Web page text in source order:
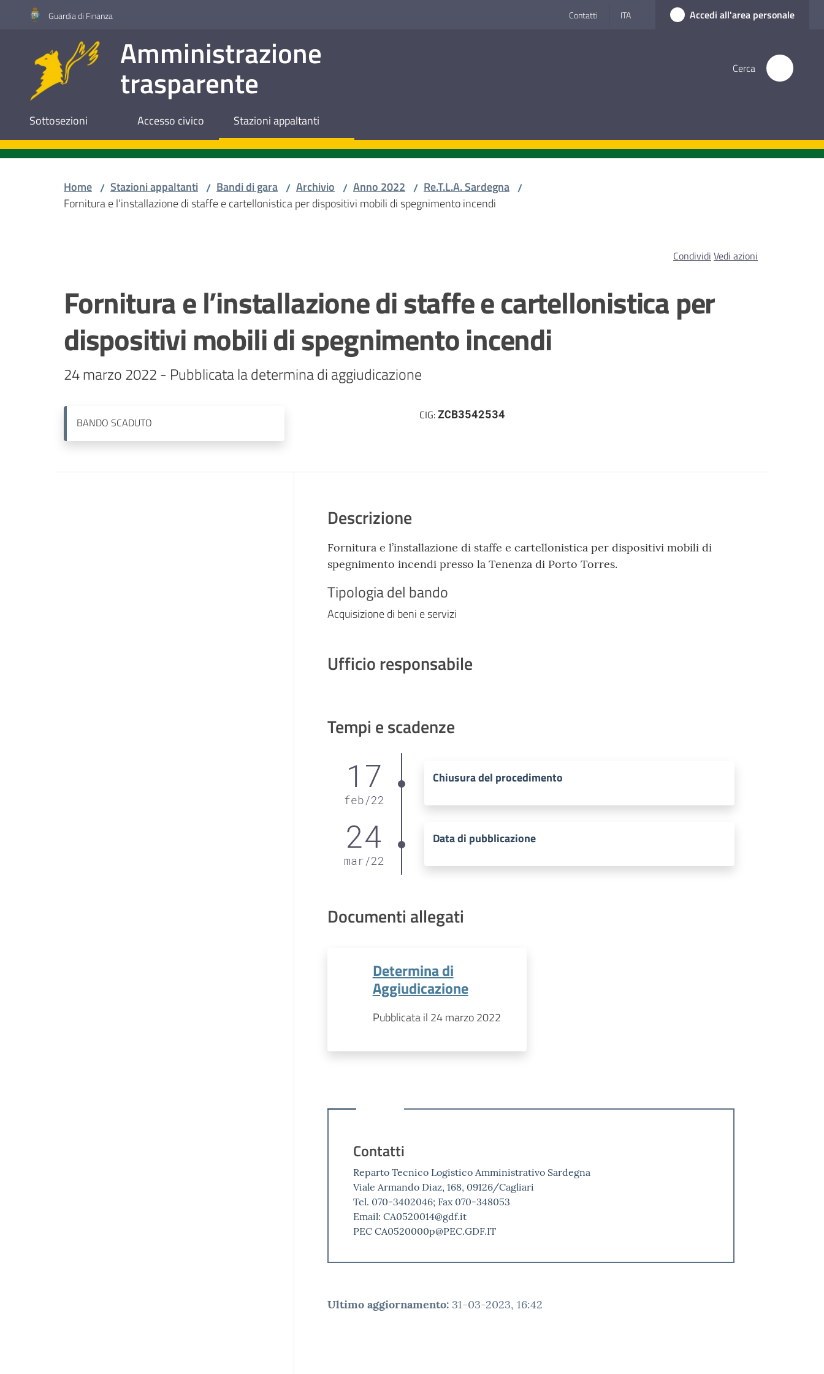
Vai al contenuto
Vai alla navigazione
Vai al footerGuardia di Finanza Contatti ITA Accedi all'area personale
Amministrazione
trasparente Cerca
Sottosezioni Accesso civico Stazioni appaltanti
Home / Stazioni appaltanti / Bandi di gara / Archivio / Anno 2022 / Re.T.L.A. Sardegna /
Fornitura e l’installazione di staffe e cartellonistica per dispositivi mobili di spegnimento incendi
Fornitura e l’installazione di staffe e cartellonistica per
dispositivi mobili di spegnimento incendi
24 marzo 2022 - Pubblicata la determina di aggiudicazione
BANDO SCADUTO
CIG:ZCB3542534
Condividi Vedi azioni
Descrizione
Fornitura e l’installazione di staffe e cartellonistica per dispositivi mobili di
spegnimento incendi presso la Tenenza di Porto Torres.
Tipologia del bando
Acquisizione di beni e servizi
Ufficio responsabile
Tempi e scadenze
17
feb/22
Chiusura del procedimento
24
mar/22
Data di pubblicazione
Documenti allegati
Determina di
Aggiudicazione
Pubblicata il 24 marzo 2022
Contatti
Reparto Tecnico Logistico Amministrativo Sardegna
Viale Armando Diaz, 168, 09126/Cagliari
Tel. 070-3402046; Fax 070-348053
Email: CA0520014@gdf.it
PEC CA0520000p@PEC.GDF.IT
Ultimo aggiornamento: 31-03-2023, 16:42